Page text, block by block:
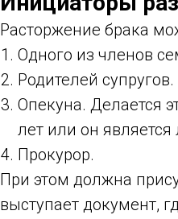
Расторжение брака
Одного из членов
Родителей супругов.
Опекуна. Делается
лет или он
Прокурор.
При этом должна
выступает документ,